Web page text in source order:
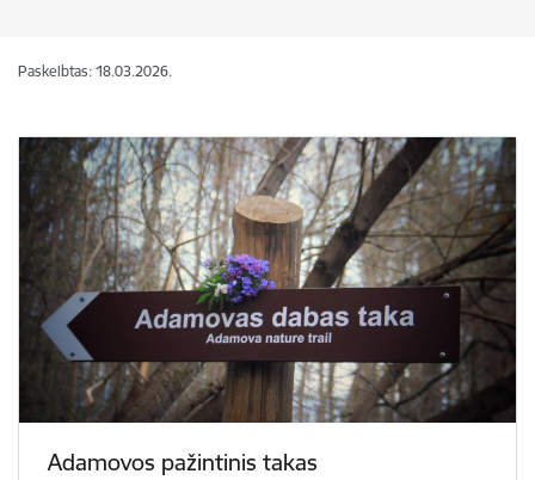
Paskelbtas: 18.03.2026.
Adamovos pažintinis takas